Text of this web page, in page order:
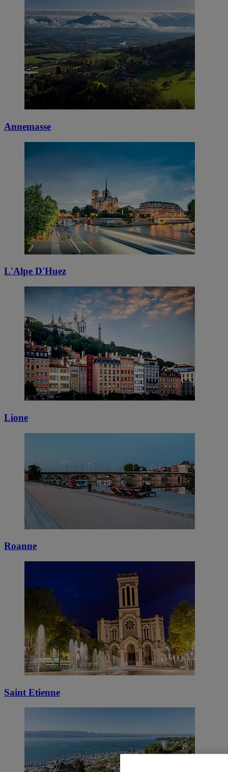
Annemasse
L'Alpe D'Huez
Lione
Roanne
Saint Etienne